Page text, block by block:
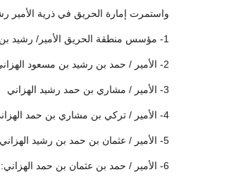
واستمرت إمارة الحريق في ذرية الأمير
1- مؤسس منطقة الحريق الأمير/ رشيد بن مسعود بن سعد بن سعيدان بن فاضل الهزاني الجلاسي الوائلي
2- الأمير / حمد بن رشيد بن مسعود الهزاني
3- الأمير / مشاري بن حمد رشيد الهزاني
4- الأمير / تركي بن مشاري بن حمد الهزاني
5- الأمير / عثمان بن حمد بن رشيد الهزاني
6- الأمير / حمد بن عثمان بن حمد الهزاني: (وقد قتل سنة 1165هـ ابن بشر ، عنوان المجد في تاريخ نجد ج1/ص32)